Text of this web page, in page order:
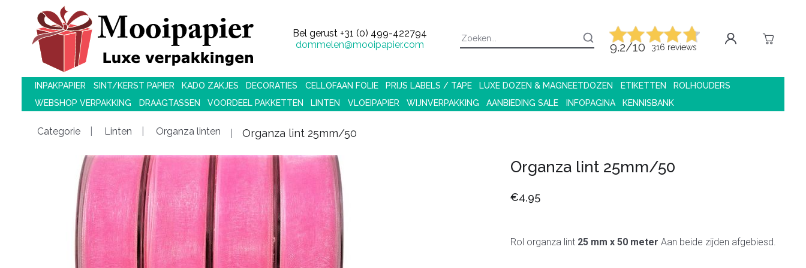
Bel gerust +31 (0) 499-422794
dommelen@mooipapier.com
9.2/10 316 reviews
INPAKPAPIER SINT/KERST PAPIER KADO ZAKJES DECORATIES CELLOFAAN FOLIE PRIJS LABELS / TAPE LUXE DOZEN & MAGNEETDOZEN ETIKETTEN
ROLHOUDERS
WEBSHOP VERPAKKING
DRAAGTASSEN VOORDEEL PAKKETTEN LINTEN VLOEIPAPIER WIJNVERPAKKING AANBIEDING SALE INFOPAGINA KENNISBANK
Categorie Linten Organza linten Organza lint 25mm/50
Organza lint 25mm/50
€4,95
Rol organza lint 25 mm x 50 meter Aan beide zijden afgebiesd.